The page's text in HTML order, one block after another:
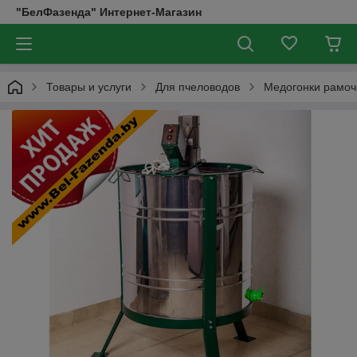
"БелФазенда" Интернет-Магазин
Товары и услуги Для пчеловодов Медогонки